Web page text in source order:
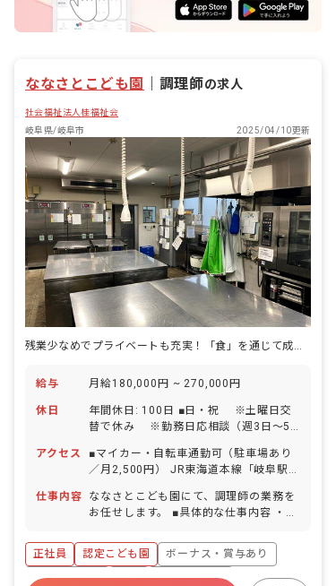
ななさとこども園 調理師の求人
社会福祉法人桂福祉会
岐阜県/岐阜市
2025/04/10更新
残業少なめでプライベートも充実！「食」を通じて成長を育んでいきましょう
給与 月給180,000円 ~ 270,000円
休日
年間休日: 100日 ■日・祝 ※土曜日交
替で休み ※勤務日応相談（週3日～5
給休暇（取得率100％／1時間単位での
取得可／1年目より10日間付与） ■産前
産後・育児休暇（取得率80％・復帰率
60％）
アクセス
■マイカー・自転車通勤可（駐車場あり
／月2,500円） JR東海道本線「岐阜駅」
ぐ
仕事内容
ななさとこども園にて、調理師の業務を
お任せします。 ■具体的な仕事内容 ・こ
業、片付け、発注業務、保育補助 ■大切
にしていること 家庭的でぬくもりのある
保育のもと、優しく豊かな人間性をもつ
正社員 認定こども園
ボーナス・賞与あり
社会保険完備
有給
福利厚生充実